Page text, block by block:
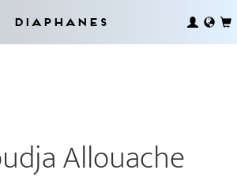
Diaphanes
Allouache